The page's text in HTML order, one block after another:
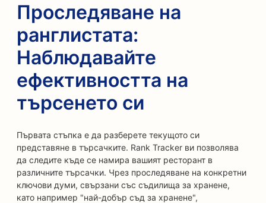
Проследяване на
ранглистата:
Наблюдавайте
ефективността на
търсенето си
Първата стъпка е да разберете текущото си
представяне в търсачките. Rank Tracker ви позволява
да следите къде се намира вашият ресторант в
различните търсачки. Чрез проследяване на конкретни
ключови думи, свързани със съдилища за хранене,
като например "най-добър съд за хранене",